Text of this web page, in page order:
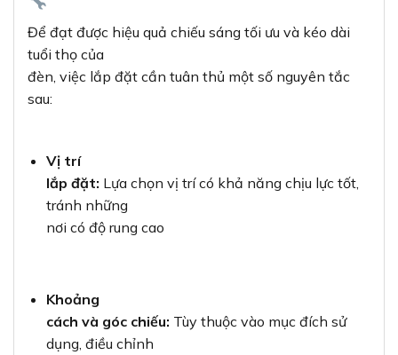
Để đạt được hiệu quả chiếu sáng tối ưu và kéo dài
tuổi thọ của
đèn, việc lắp đặt cần tuân thủ một số nguyên tắc
sau:
Vị trí
lắp đặt: Lựa chọn vị trí có khả năng chịu lực tốt,
tránh những
nơi có độ rung cao
Khoảng
cách và góc chiếu: Tùy thuộc vào mục đích sử
dụng, điều chỉnh